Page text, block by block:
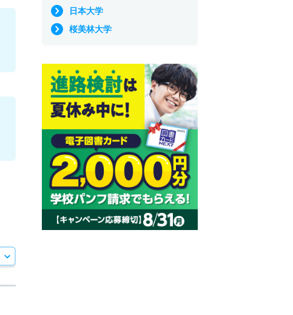
日本大学
桜美林大学